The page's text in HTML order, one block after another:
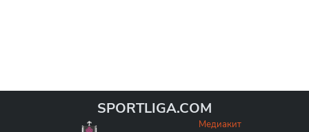
SPORTLIGA.COM
Медиакит